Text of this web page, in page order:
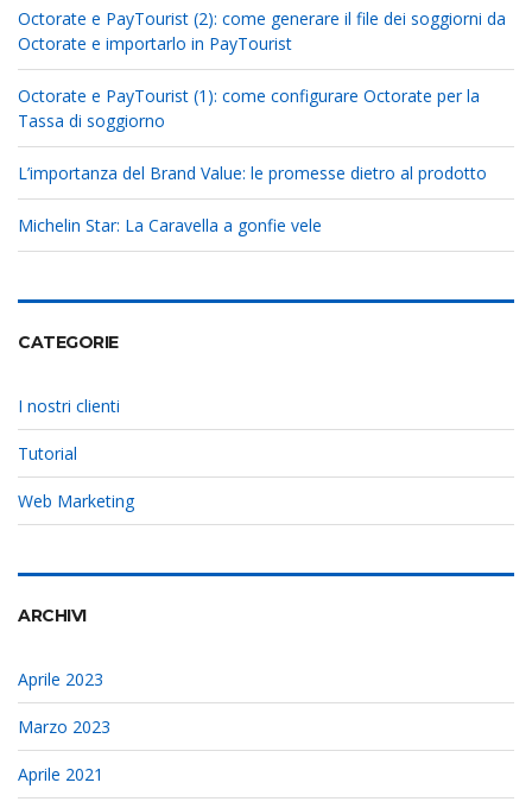
Octorate e PayTourist (2): come generare il file dei soggiorni da
Octorate e importarlo in PayTourist
Octorate e PayTourist (1): come configurare Octorate per la
Tassa di soggiorno
L’importanza del Brand Value: le promesse dietro al prodotto
Michelin Star: La Caravella a gonfie vele
CATEGORIE
I nostri clienti
Tutorial
Web Marketing
ARCHIVI
Aprile 2023
Marzo 2023
Aprile 2021